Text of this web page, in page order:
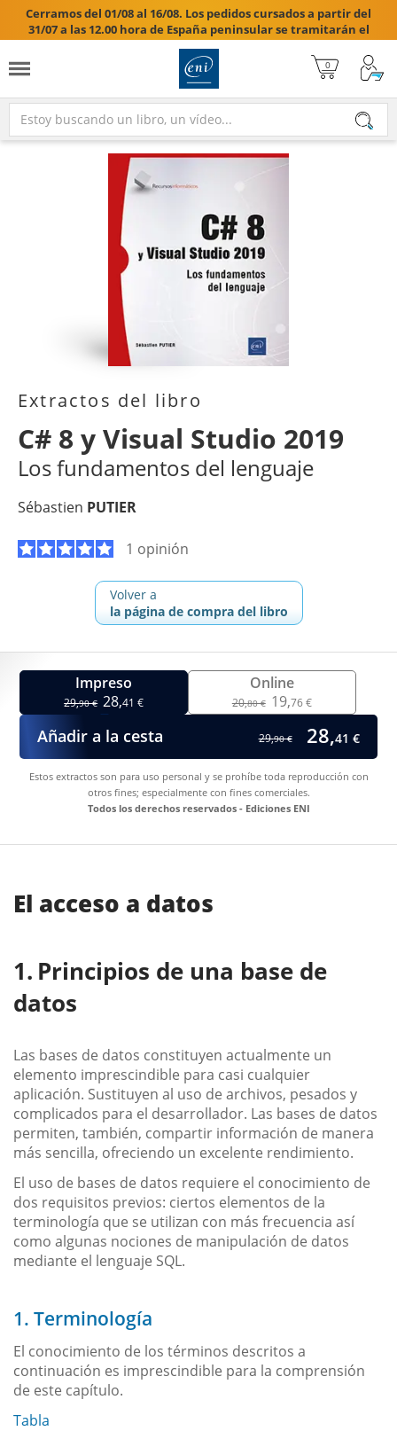
Cerramos del 01/08 al 16/08. Los pedidos cursados a partir del
31/07 a las 12.00 hora de España peninsular se tramitarán el
17/08/2026.

Extractos del libro
C# 8 y Visual Studio 2019
Los fundamentos del lenguaje
Sébastien PUTIER
1 opinión
Volver a
la página de compra del libro
Impreso
29,90 € 28,41 €
Online
20,80 € 19,76 €
Añadir a la cesta 29,90 € 28,41 €
Estos extractos son para uso personal y se prohíbe toda reproducción con
otros fines; especialmente con fines comerciales.
Todos los derechos reservados - Ediciones ENI
El acceso a datos
Principios de una base de
datos
Las bases de datos constituyen actualmente un
elemento imprescindible para casi cualquier
aplicación. Sustituyen al uso de archivos, pesados y
complicados para el desarrollador. Las bases de datos
permiten, también, compartir información de manera
más sencilla, ofreciendo un excelente rendimiento.
El uso de bases de datos requiere el conocimiento de
dos requisitos previos: ciertos elementos de la
terminología que se utilizan con más frecuencia así
como algunas nociones de manipulación de datos
mediante el lenguaje SQL.
1. Terminología
El conocimiento de los términos descritos a
continuación es imprescindible para la comprensión
de este capítulo.
Tabla